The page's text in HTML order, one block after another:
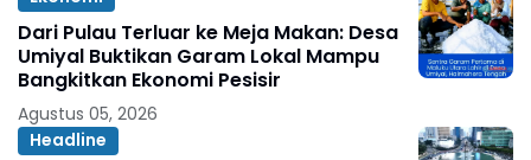
Dari Pulau Terluar ke Meja Makan: Desa
Umiyal Buktikan Garam Lokal Mampu
Bangkitkan Ekonomi Pesisir
Agustus 05, 2026
Headline